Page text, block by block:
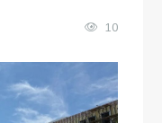
10